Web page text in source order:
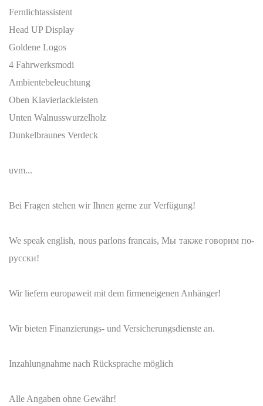
Fernlichtassistent
Head UP Display
Goldene Logos
4 Fahrwerksmodi
Ambientebeleuchtung
Oben Klavierlackleisten
Unten Walnusswurzelholz
Dunkelbraunes Verdeck
uvm...
Bei Fragen stehen wir Ihnen gerne zur Verfügung!
We speak english, nous parlons francais, Мы также говорим по-
русски!
Wir liefern europaweit mit dem firmeneigenen Anhänger!
Wir bieten Finanzierungs- und Versicherungsdienste an.
Inzahlungnahme nach Rücksprache möglich
Alle Angaben ohne Gewähr!